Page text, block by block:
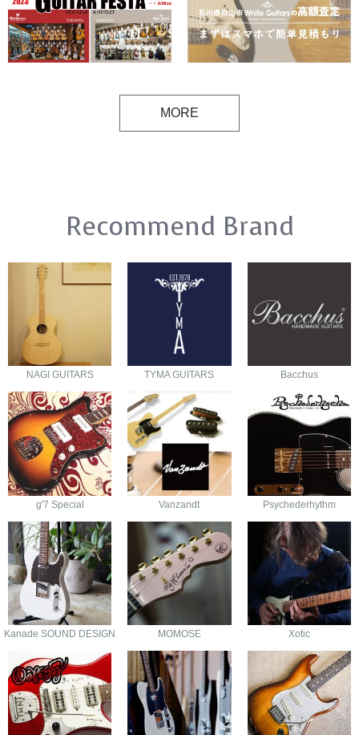
MORE
Recommend Brand
NAGI GUITARS TYMA GUITARS Bacchus
g'7 Special Vanzandt Psychederhythm
Kanade SOUND DESIGN MOMOSE Xotic